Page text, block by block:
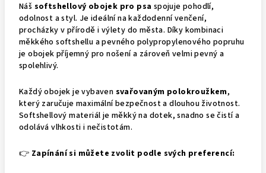
Náš softshellový obojek pro psa spojuje pohodlí,
odolnost a styl. Je ideální na každodenní venčení,
procházky v přírodě i výlety do města. Díky kombinaci
měkkého softshellu a pevného polypropylenového popruhu
je obojek příjemný pro nošení a zároveň velmi pevný a
spolehlivý.
Každý obojek je vybaven svařovaným polokroužkem,
který zaručuje maximální bezpečnost a dlouhou životnost.
Softshellový materiál je měkký na dotek, snadno se čistí a
odolává vlhkosti i nečistotám.
👉 Zapínání si můžete zvolit podle svých preferencí: